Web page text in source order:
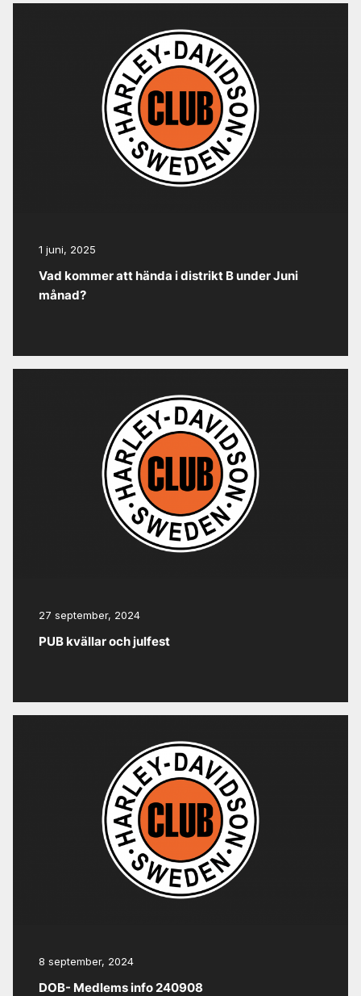
1 juni, 2025
Vad kommer att hända i distrikt B under Juni
månad?
27 september, 2024
PUB kvällar och julfest
8 september, 2024
DOB- Medlems info 240908